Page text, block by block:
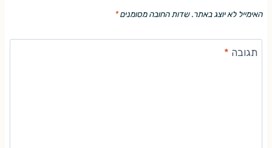
האימייל לא יוצג באתר. שדות החובה מסומנים*
תגובה *